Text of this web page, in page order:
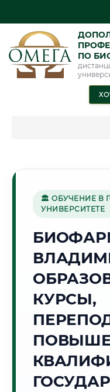
ПО
Погода в
🌅 Восход:04:37
🏛 ОБУЧЕНИЕ В
УНИВЕРСИТЕТЕ
КУРСЫ,